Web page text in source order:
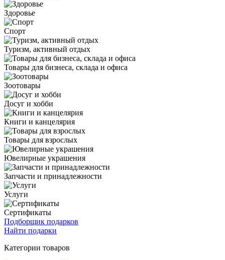
Здоровье
Спорт
Туризм, активный отдых
Товары для бизнеса, склада и офиса
Зоотовары
Досуг и хобби
Книги и канцелярия
Товары для взрослых
Ювелирные украшения
Запчасти и принадлежности
Услуги
Сертификаты
Подборщик подарков
Найти подарки
Категории товаров